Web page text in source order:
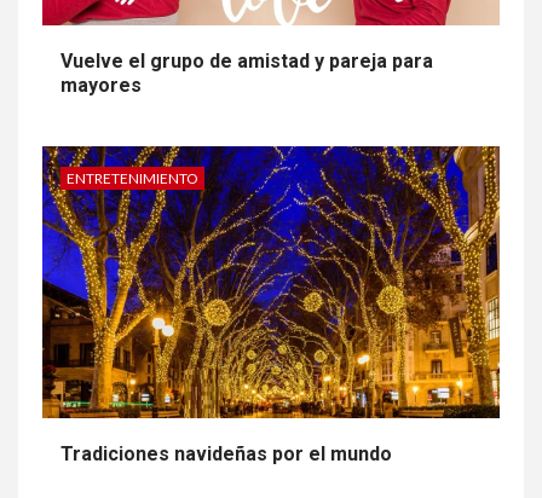
Vuelve el grupo de amistad y pareja para
mayores
ENTRETENIMIENTO